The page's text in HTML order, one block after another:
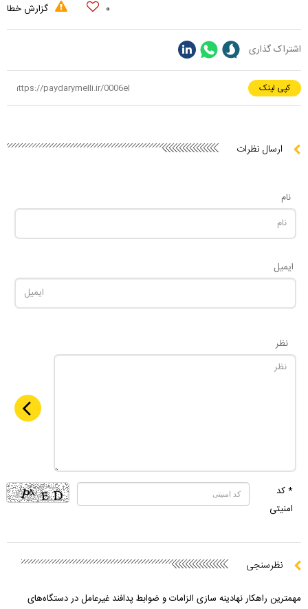
۰ گزارش خطا
اشتراک گذاری
کپی لینک
ارسال نظرات
نام
ایمیل
نظر
* کد
امنیتی
نظرسنجی
مهمترین راهکار نهادینه سازی الزامات و ضوابط پدافند غیرعامل در دستگاه‌های